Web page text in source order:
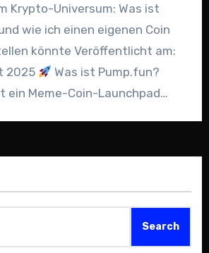
Krypto-Universum: Was ist
wie ich einen eigenen Coin
könnte Veröffentlicht am:
2025
Was ist Pump.fun?
ein Meme-Coin-Launchpad…
Search